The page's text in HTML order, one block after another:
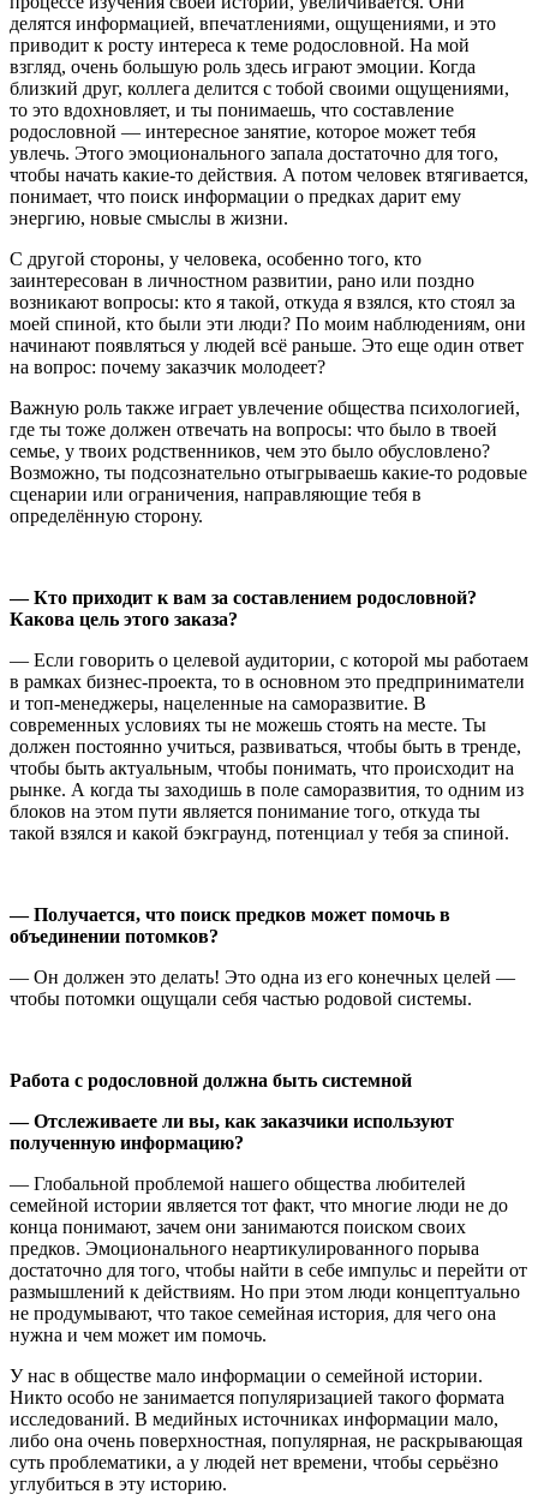
делятся информацией, впечатлениями, ощущениями, и это
приводит к росту интереса к теме родословной. На мой
взгляд, очень большую роль здесь играют эмоции. Когда
близкий друг, коллега делится с тобой своими ощущениями,
то это вдохновляет, и ты понимаешь, что составление
родословной — интересное занятие, которое может тебя
увлечь. Этого эмоционального запала достаточно для того,
чтобы начать какие-то действия. А потом человек втягивается,
понимает, что поиск информации о предках дарит ему
энергию, новые смыслы в жизни.
С другой стороны, у человека, особенно того, кто
заинтересован в личностном развитии, рано или поздно
возникают вопросы: кто я такой, откуда я взялся, кто стоял за
моей спиной, кто были эти люди? По моим наблюдениям, они
начинают появляться у людей всё раньше. Это еще один ответ
на вопрос: почему заказчик молодеет?
Важную роль также играет увлечение общества психологией,
где ты тоже должен отвечать на вопросы: что было в твоей
семье, у твоих родственников, чем это было обусловлено?
Возможно, ты подсознательно отыгрываешь какие-то родовые
сценарии или ограничения, направляющие тебя в
определённую сторону.
— Кто приходит к вам за составлением родословной?
Какова цель этого заказа?
— Если говорить о целевой аудитории, с которой мы работаем
в рамках бизнес-проекта, то в основном это предприниматели
и топ-менеджеры, нацеленные на саморазвитие. В
современных условиях ты не можешь стоять на месте. Ты
должен постоянно учиться, развиваться, чтобы быть в тренде,
чтобы быть актуальным, чтобы понимать, что происходит на
рынке. А когда ты заходишь в поле саморазвития, то одним из
блоков на этом пути является понимание того, откуда ты
такой взялся и какой бэкграунд, потенциал у тебя за спиной.
— Получается, что поиск предков может помочь в
объединении потомков?
— Он должен это делать! Это одна из его конечных целей —
чтобы потомки ощущали себя частью родовой системы.
Работа с родословной должна быть системной
— Отслеживаете ли вы, как заказчики используют
полученную информацию?
— Глобальной проблемой нашего общества любителей
семейной истории является тот факт, что многие люди не до
конца понимают, зачем они занимаются поиском своих
предков. Эмоционального неартикулированного порыва
достаточно для того, чтобы найти в себе импульс и перейти от
размышлений к действиям. Но при этом люди концептуально
не продумывают, что такое семейная история, для чего она
нужна и чем может им помочь.
У нас в обществе мало информации о семейной истории.
Никто особо не занимается популяризацией такого формата
исследований. В медийных источниках информации мало,
либо она очень поверхностная, популярная, не раскрывающая
суть проблематики, а у людей нет времени, чтобы серьёзно
углубиться в эту историю.